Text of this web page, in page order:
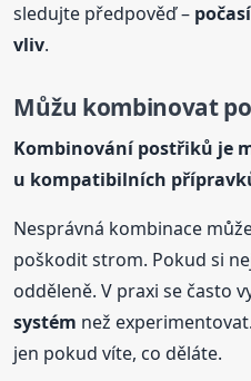
sledujte předpověď –
vliv.
Můžu kombinovat
Kombinovánípostřiků je
u kompatibilních
Nesprávná kombinace
poškodit strom. Pokud si
odděleně. V praxi se často
systém než
jen pokud víte, co děláte.